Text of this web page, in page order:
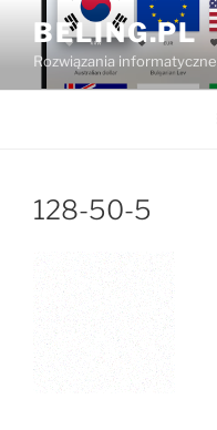
treści
BELING.PL
Rozwiązania informatyczne
128-50-5